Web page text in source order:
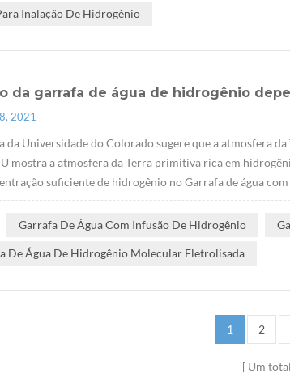
Inalação De Hidrogênio
da garrafa de água de hidrogênio
2021
da Universidade do Colorado sugere que a atmosfera
mostra a atmosfera da Terra primitiva rica em
suficiente de hidrogênio no Garrafa de água
Garrafa De Água Com Infusão De Hidrogênio
De Água De Hidrogênio Molecular Eletrolisada
1 2
Um